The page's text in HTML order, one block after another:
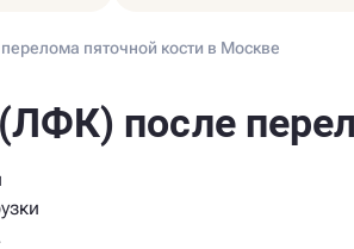
пяточной кости в Москве
после